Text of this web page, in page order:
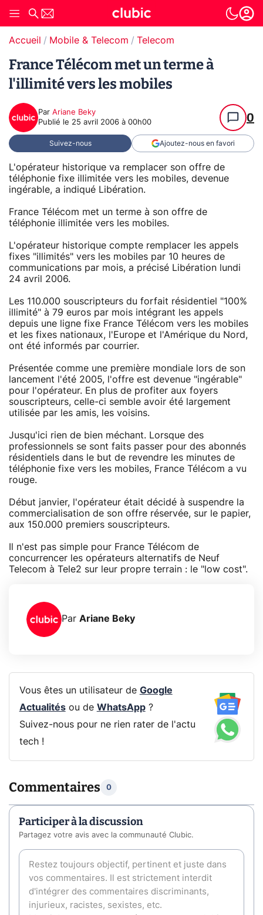
Accueil Mobile & Telecom Telecom
France Télécom met un terme à
l'illimité vers les mobiles
Par Ariane Beky
Publié le 25 avril 2006 à 00h00 0
Suivez-nous Ajoutez-nous en favori
L'opérateur historique va remplacer son offre de
téléphonie fixe illimitée vers les mobiles, devenue
ingérable, a indiqué Libération.
France Télécom met un terme à son offre de
téléphonie illimitée vers les mobiles.
L'opérateur historique compte remplacer les appels
fixes "illimités" vers les mobiles par 10 heures de
communications par mois, a précisé Libération lundi
24 avril 2006.
Les 110.000 souscripteurs du forfait résidentiel "100%
illimité" à 79 euros par mois intégrant les appels
depuis une ligne fixe France Télécom vers les mobiles
et les fixes nationaux, l'Europe et l'Amérique du Nord,
ont été informés par courrier.
Présentée comme une première mondiale lors de son
lancement l'été 2005, l'offre est devenue "ingérable"
pour l'opérateur. En plus de profiter aux foyers
souscripteurs, celle-ci semble avoir été largement
utilisée par les amis, les voisins.
Jusqu'ici rien de bien méchant. Lorsque des
professionnels se sont faits passer pour des abonnés
résidentiels dans le but de revendre les minutes de
téléphonie fixe vers les mobiles, France Télécom a vu
rouge.
Début janvier, l'opérateur était décidé à suspendre la
commercialisation de son offre réservée, sur le papier,
aux 150.000 premiers souscripteurs.
Il n'est pas simple pour France Télécom de
concurrencer les opérateurs alternatifs de Neuf
Telecom à Tele2 sur leur propre terrain : le "low cost".
Par Ariane Beky
Vous êtes un utilisateur de Google
Actualitésou de WhatsApp?
Suivez-nous pour ne rien rater de l'actu
tech !
Commentaires 0
Participer à la discussion
Partagez votre avis avec la communauté Clubic.